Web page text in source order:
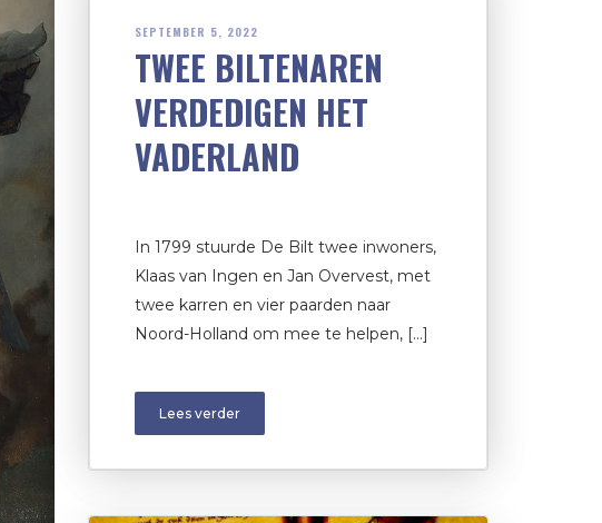
SEPTEMBER 5, 2022
TWEE BILTENAREN
VERDEDIGEN HET
VADERLAND
In 1799 stuurde De Bilt twee inwoners,
Klaas van Ingen en Jan Overvest, met
twee karren en vier paarden naar
Noord-Holland om mee te helpen, […]
Lees verder